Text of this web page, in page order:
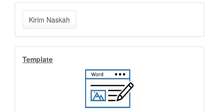
Kirim
Naskah
Kirim Naskah
Indeks
Template